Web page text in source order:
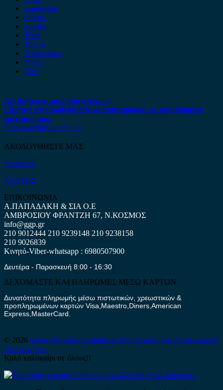
ssangyong
Subaru
Suzuki
Tesla
Toyota
Volkswagen
Volvo
Xev
Δεν βρήκατε αυτό που ψάχνετε;
Είμαστε στη διάθεση σας να απαντήσουμε σε οποιαδήποτε
ερώτηση σας.
Επικοινωνήστε μαζί μας
ΑΚΟΛΟΥΘΗΣΤΕ ΜΑΣ
Facebook
ΧΑΡΤΗΣ
ΕΠΙΚΟΙΝΩΝΙΑ
Α.ΠΑΠΑΔΑΚΗ & ΣΙΑ Ο.Ε
ΑΜΒΡΟΣΙΟΥ ΦΡΑΝΤΖΗ 67, Ν.ΚΟΣΜΟΣ
info@ggp.gr
210 9012444 210 9239148 210 9238158
210 9026839
Κινητό-Viber-whatsapp : 6980507900
Δευτέρα - Παρασκευή 8:00 - 16:30
ΔΕΧΟΜΑΣΤΕ ΚΑΙ ΠΛΗΡΩΜΕΣ ΜΕΣΩ ΚΑΡΤΩΝ
Δυνατότητα πληρωμής μέσω πιστωτικών, χρεωστικών &
προπληρωμένων καρτών Visa,Maestro,Diners,American
Express,MasterCard.
© 2026 metaxirismenaantalaktika.grΜεταχειρισμένα Ανταλλακτικά
Αυτοκινήτων
Καλό καλοκαίρι σε όλους!!